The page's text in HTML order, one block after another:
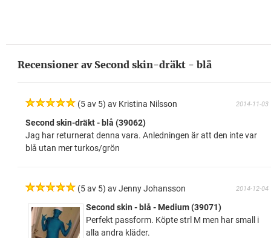
Recensioner av Second skin-dräkt - blå
(5 av 5) av Kristina Nilsson 2014-11-03
Second skin-dräkt - blå (39062)
Jag har returnerat denna vara. Anledningen är att den inte var
blå utan mer turkos/grön
(5 av 5) av Jenny Johansson 2014-12-04
Second skin - blå - Medium (39071)
Perfekt passform. Köpte strl M men har small i
alla andra kläder.